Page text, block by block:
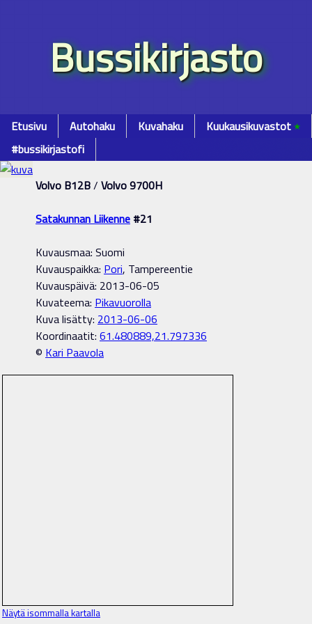
Bussikirjasto
Etusivu Autohaku Kuvahaku Kuukausikuvastot٭
#bussikirjastofi
Volvo B12B/ Volvo 9700H
Satakunnan Liikenne #21
Kuvausmaa: Suomi
Kuvauspaikka: Pori, Tampereentie
Kuvauspäivä: 2013-06-05
Kuvateema: Pikavuorolla
Kuva lisätty: 2013-06-06
Koordinaatit: 61.480889,21.797336
© Kari Paavola
Näytä isommalla kartalla